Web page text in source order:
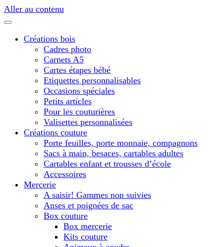
Aller au contenu
Créations bois
Cadres photo
Carnets A5
Cartes étapes bébé
Etiquettes personnalisables
Occasions spéciales
Petits articles
Pour les couturières
Valisettes personnalisées
Créations couture
Porte feuilles, porte monnaie, compagnons
Sacs à main, besaces, cartables adultes
Cartables enfant et trousses d’école
Accessoires
Mercerie
A saisir! Gammes non suivies
Anses et poignées de sac
Box couture
Box mercerie
Kits couture